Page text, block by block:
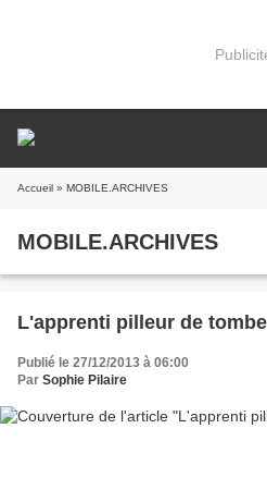
Accueil » MOBILE.ARCHIVES
MOBILE.ARCHIVES
L'apprenti pilleur de
Publié le 27/12/2013 à 06:00
Par Sophie Pilaire